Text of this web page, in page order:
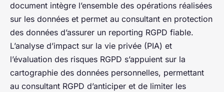
document intègre l’ensemble des opérations réalisées
sur les données et permet au consultant en protection
des données d’assurer un reporting RGPD fiable.
L’analyse d’impact sur la vie privée (PIA) et
l’évaluation des risques RGPD s’appuient sur la
cartographie des données personnelles, permettant
au consultant RGPD d’anticiper et de limiter les